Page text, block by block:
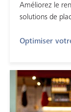
Améliorez le
solutions de
Optimiser